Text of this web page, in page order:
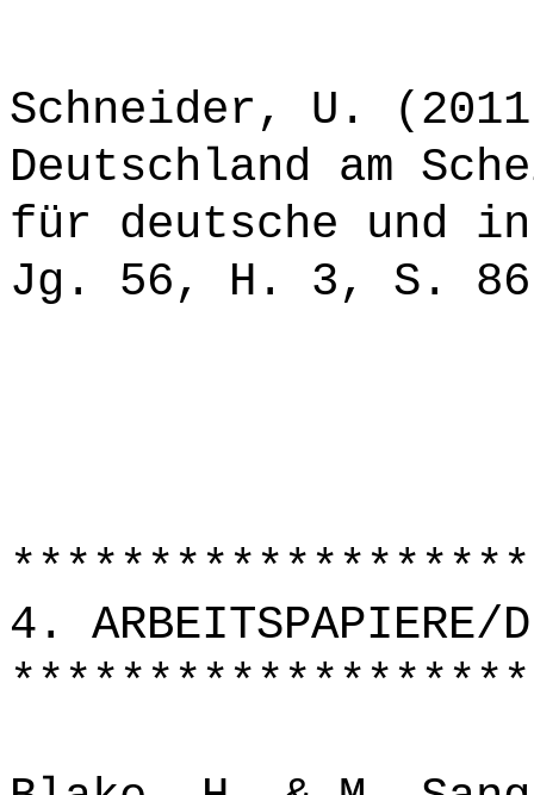
Schneider, U.
Deutschland am
für deutsche und
Jg. 56, H. 3, S.
4. ARBEITSPAPIERE/